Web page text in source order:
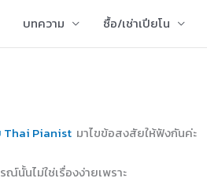
บทความ ซื้อ/เช่าเปียโน
Thai Pianist มาไขข้อสงสัยให้ฟังกันค่ะ
นั้นไม่ใช่เรื่องง่ายเพราะ